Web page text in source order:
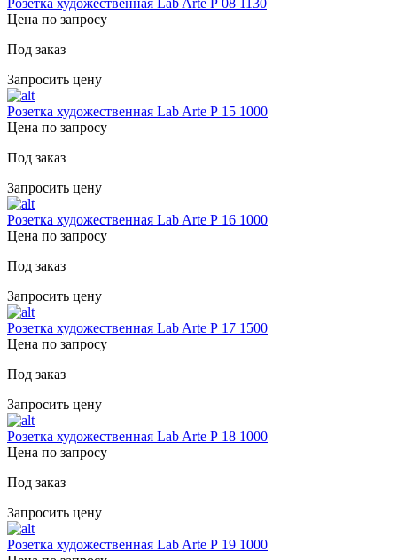
Розетка художественная Lab Arte Р 08 1130
Цена по запросу
Под заказ
Запросить цену
Розетка художественная Lab Arte Р 15 1000
Цена по запросу
Под заказ
Запросить цену
Розетка художественная Lab Arte Р 16 1000
Цена по запросу
Под заказ
Запросить цену
Розетка художественная Lab Arte Р 17 1500
Цена по запросу
Под заказ
Запросить цену
Розетка художественная Lab Arte Р 18 1000
Цена по запросу
Под заказ
Запросить цену
Розетка художественная Lab Arte Р 19 1000